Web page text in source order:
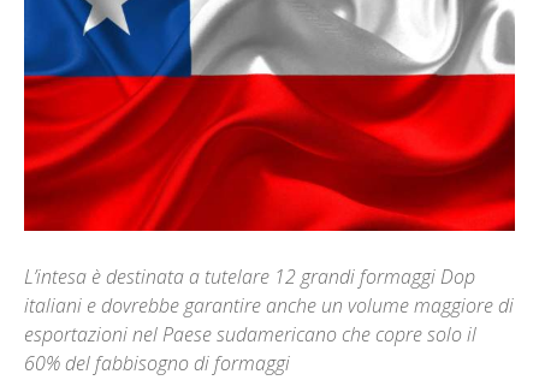
L’intesa è destinata a tutelare 12 grandi formaggi Dop
italiani e dovrebbe garantire anche un volume maggiore di
esportazioni nel Paese sudamericano che copre solo il
60% del fabbisogno di formaggi